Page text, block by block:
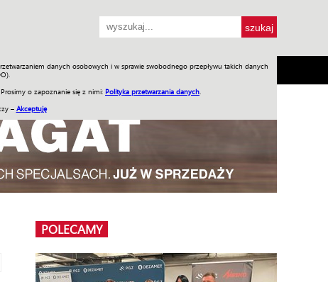
danych osobowych i w sprawie swobodnego przepływu takich danych
o zapoznanie się z nimi: Polityka przetwarzania danych
– Akceptuję
SKLEP Jednodniówki Praca w WIW
POLECAMY